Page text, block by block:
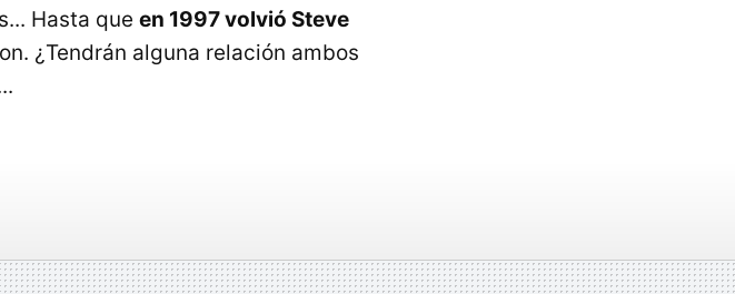
Hasta que en 1997 volvió Steve
¿Tendrán alguna relación ambos